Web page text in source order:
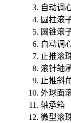
自动调
圆柱滚
圆锥滚
自动调
止推滚
滚针轴
止推斜
外球面
轴承箱
微型滚